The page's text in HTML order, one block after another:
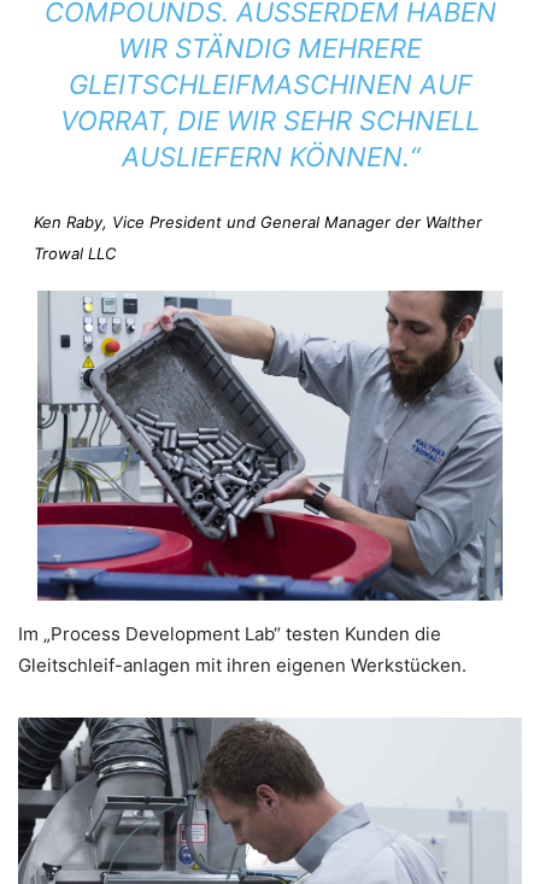
COMPOUNDS. AUSSERDEM HABEN W
IR STÄNDIG MEHRERE G
LEITSCHLEIFMASCHINEN AUF V
ORRAT, DIE WIR SEHR SCHNELL A
USLIEFERN KÖNNEN.“
Ken Raby, Vice President und General Manager der Walther
Trowal LLC
Im „Process Development Lab“ testen Kunden die
Gleitschleif-anlagen mit ihren eigenen Werkstücken.